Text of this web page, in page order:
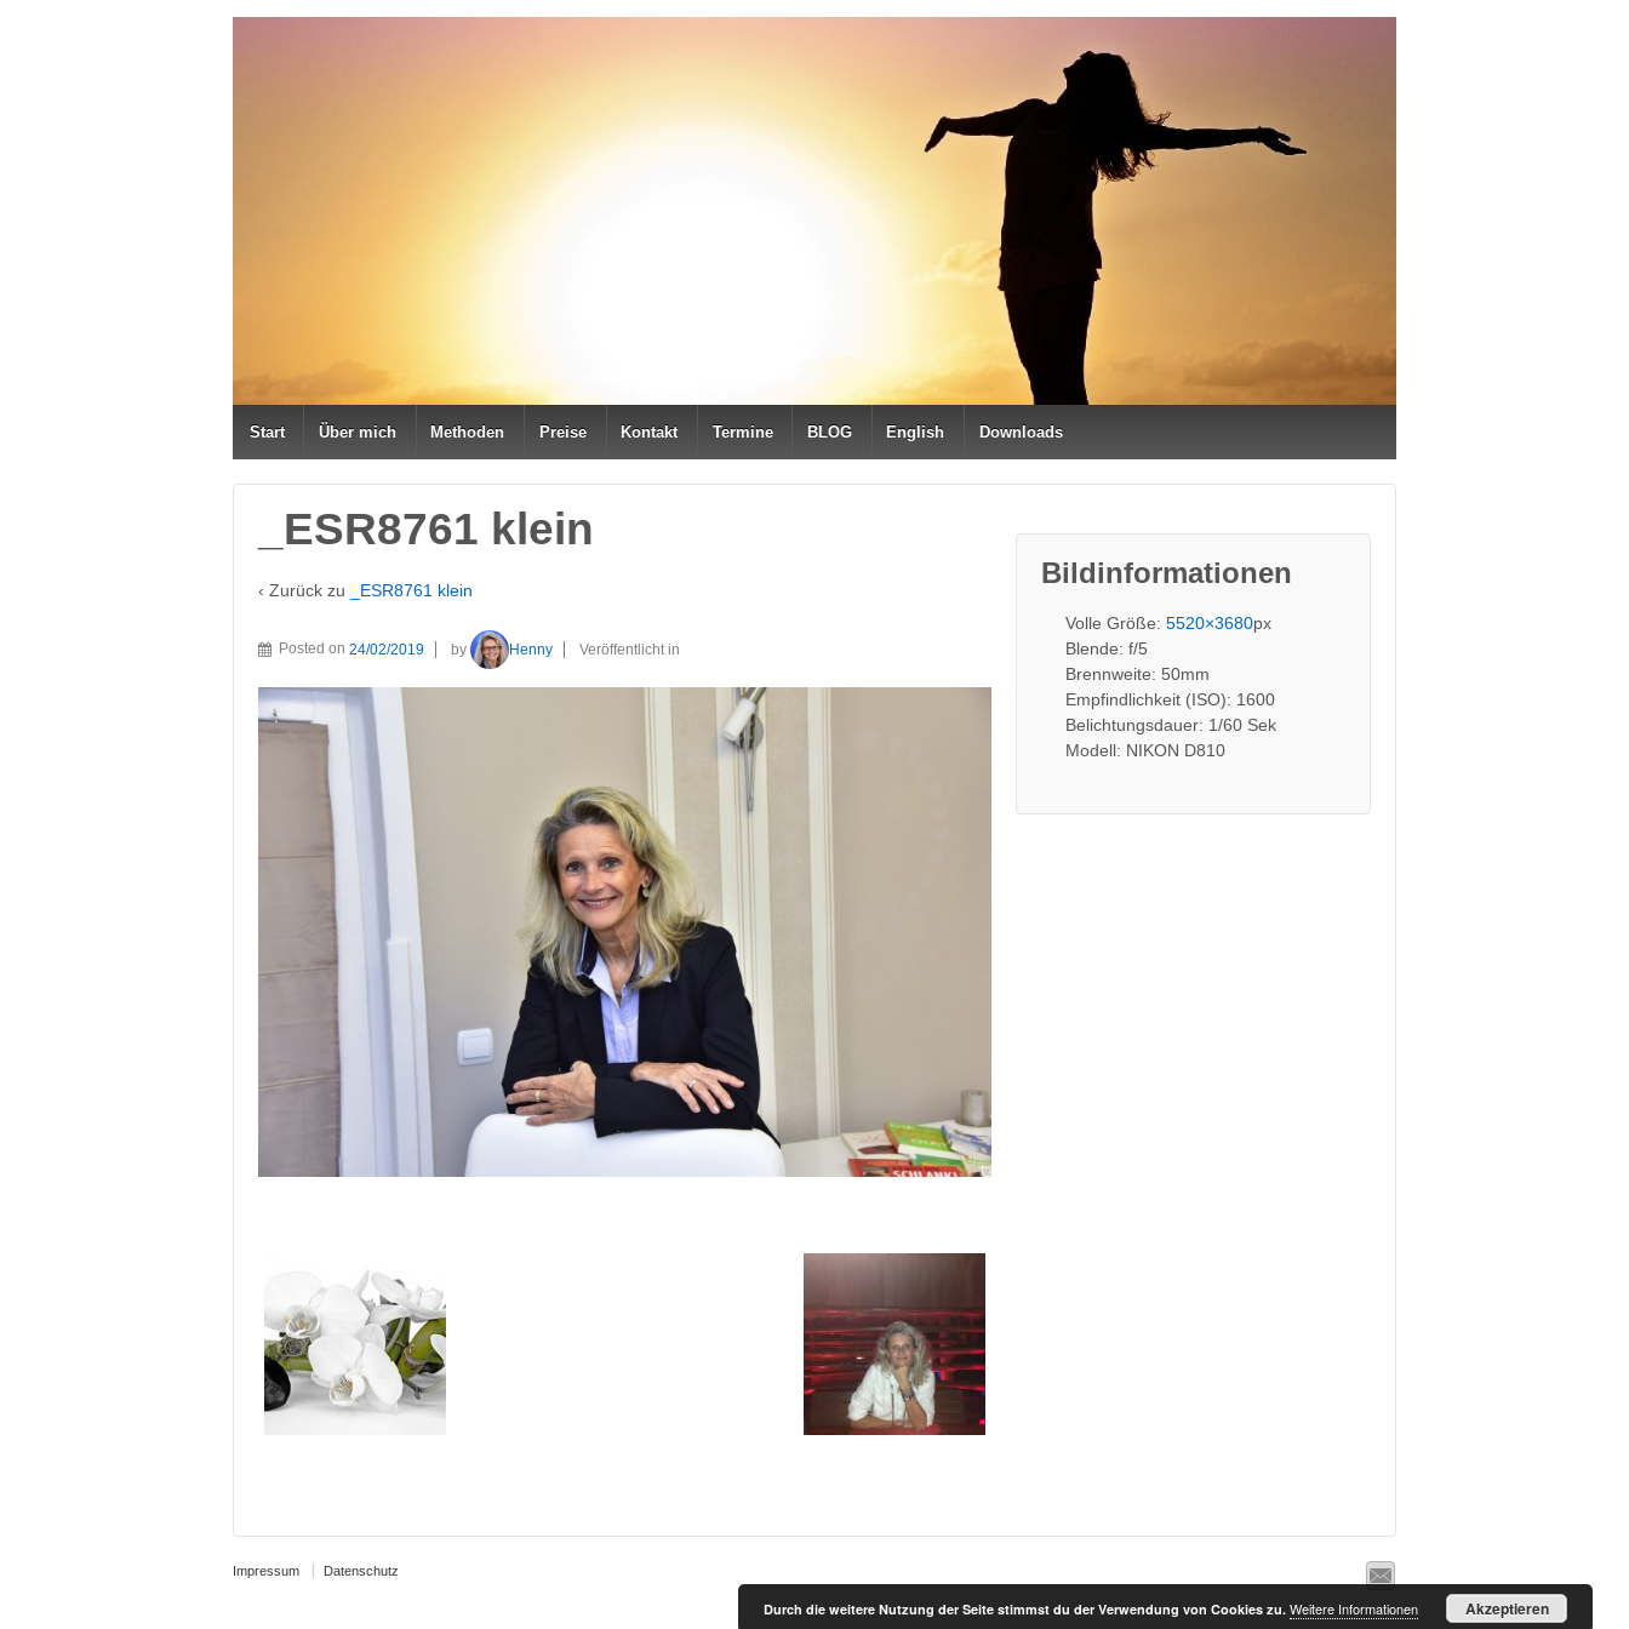
Start Über mich Methoden Preise Kontakt Termine BLOG English Downloads
_ESR8761 klein
‹ Zurück zu _ESR8761 klein
Posted on 24/02/2019 by Henny Veröffentlicht in
Bildinformationen
Volle Größe:5520×3680px
Blende: f/5
Brennweite: 50mm
Empfindlichkeit (ISO): 1600
Belichtungsdauer: 1/60 Sek
Modell: NIKON D810
Impressum Datenschutz
Durch die weitere Nutzung der Seite stimmst du der Verwendung von Cookies zu. Weitere Informationen Akzeptieren